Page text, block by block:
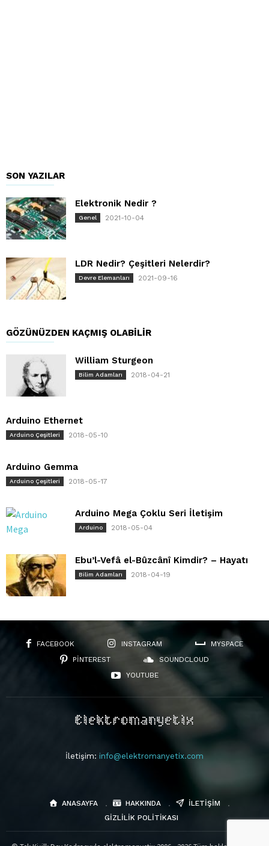
SON YAZILAR
Elektronik Nedir ?
Genel 2021-10-04
LDR Nedir? Çeşitleri Nelerdir?
Devre Elemanları 2021-09-16
GÖZÜNÜZDEN KAÇMIŞ OLABILIR
William Sturgeon
Bilim Adamları 2018-04-21
Arduino Ethernet
Arduino Çeşitleri 2018-05-10
Arduino Gemma
Arduino Çeşitleri 2018-05-17
Arduino Mega Çoklu Seri İletişim
Arduino 2018-05-04
Ebu’l-Vefâ el-Bûzcânî Kimdir? – Hayatı
Bilim Adamları 2018-04-19
FACEBOOK INSTAGRAM
MYSPACE
PINTEREST
SOUNDCLOUD
YOUTUBE
İletişim: info@elektromanyetix.com
ANASAYFA HAKKINDA
İLETIŞIM
GIZLILIK POLITIKASI